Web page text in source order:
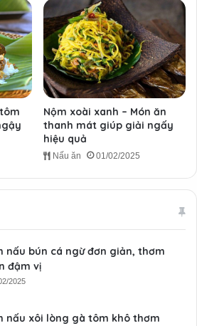
Nộm xoài xanh – Món ăn
thanh mát giúp giải ngấy
hiệu quả
Nấu ăn 01/02/2025
nấu bún cá ngừ đơn giản, thơm
đậm vị
2025
nấu xôi lòng gà tôm khô thơm